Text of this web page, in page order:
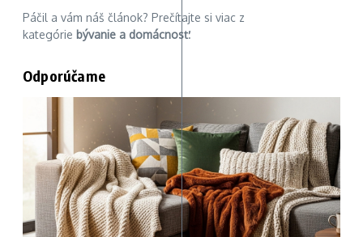
Páčil a vám náš článok? Prečítajte si viac z
kategórie bývanie a domácnosť.
Odporúčame